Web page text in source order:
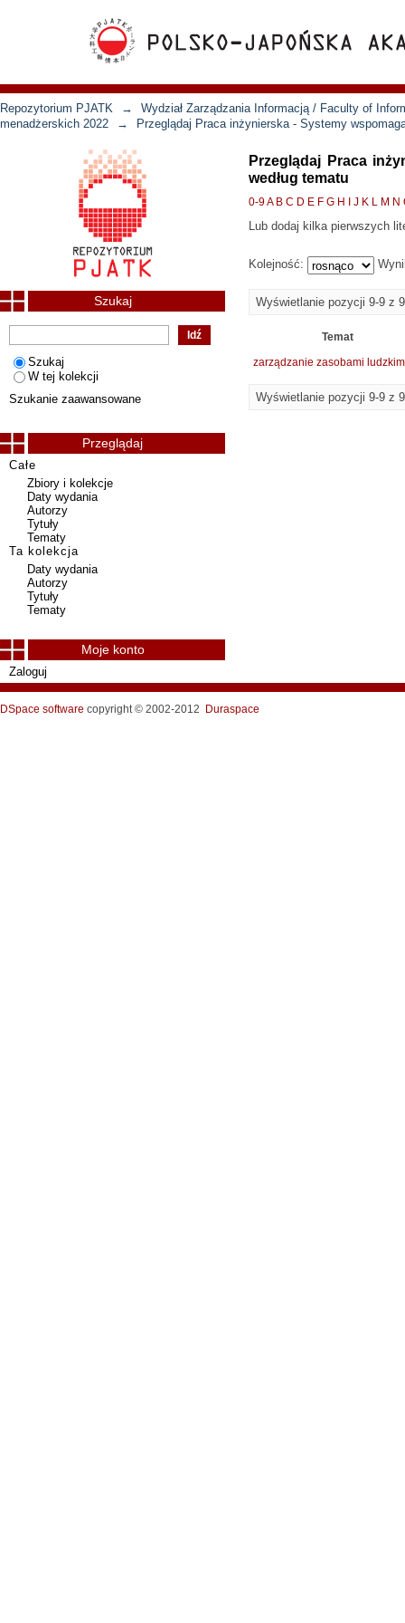
Repozytorium PJATK →
Wydział Zarządzania Informacją / Faculty of
menadżerskich 2022
→ Przeglądaj Praca inżynierska - Systemy
Przeglądaj Praca
według tematu
0-9A B C D E F G H J K L M N
Lub dodaj kilka pierwszych
Kolejność:
Wyświetlanie pozycji 9-9 z 9
Temat
zarządzanie zasobami
Wyświetlanie pozycji 9-9 z 9
Szukaj
Szukaj
W tej kolekcji
Szukanie zaawansowane
Przeglądaj
Całe
Zbiory i kolekcje
Daty wydania
Autorzy
Tytuły
Tematy
Ta kolekcja
Daty wydania
Autorzy
Tytuły
Tematy
Moje konto
Zaloguj
DSpace software copyright © 2002-2012 Duraspace